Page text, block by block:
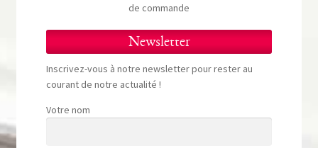
de commande
Newsletter
Inscrivez-vous à notre newsletter pour rester au
courant de notre actualité !
Votre nom